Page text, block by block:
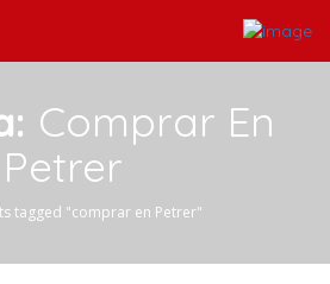
Comprar En
Petrer
tagged "comprar en Petrer"